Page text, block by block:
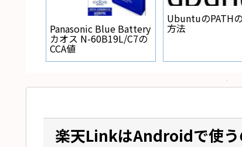
ヤマハ ビーノ 4ST セ
ルモーターが回らない
iphone メール着
楽天LinkはAndroidで使う